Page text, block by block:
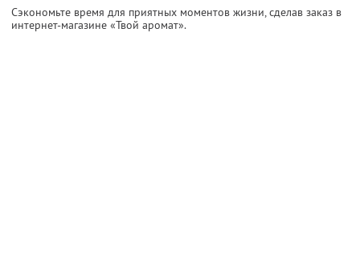
Сэкономьте время для приятных моментов жизни, сделав заказ в
интернет-магазине «Твой аромат».